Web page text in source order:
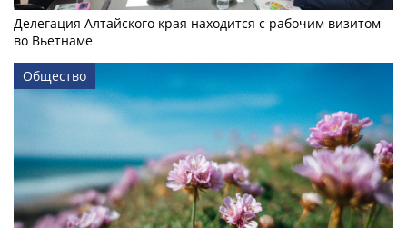
Делегация Алтайского края находится с рабочим визитом
во Вьетнаме
Общество